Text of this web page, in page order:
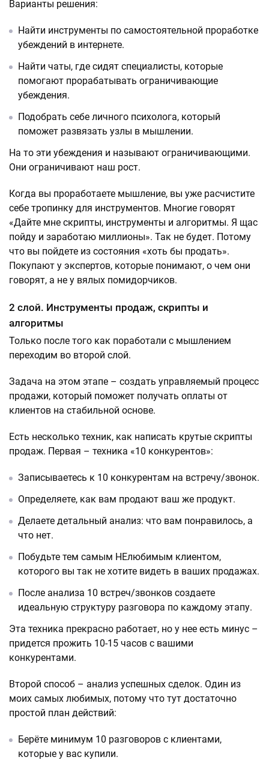
Варианты решения:
Найти инструменты по самостоятельной проработке
убеждений в интернете.
Найти чаты, где сидят специалисты, которые
помогают прорабатывать ограничивающие
убеждения.
Подобрать себе личного психолога, который
поможет развязать узлы в мышлении.
На то эти убеждения и называют ограничивающими.
Они ограничивают наш рост.
Когда вы проработаете мышление, вы уже расчистите
себе тропинку для инструментов. Многие говорят
«Дайте мне скрипты, инструменты и алгоритмы. Я щас
пойду и заработаю миллионы». Так не будет. Потому
что вы пойдете из состояния «хоть бы продать».
Покупают у экспертов, которые понимают, о чем они
говорят, а не у вялых помидорчиков.
2 слой. Инструменты продаж, скрипты и
алгоритмы
Только после того как поработали с мышлением
переходим во второй слой.
Задача на этом этапе – создать управляемый процесс
продажи, который поможет получать оплаты от
клиентов на стабильной основе.
Есть несколько техник, как написать крутые скрипты
продаж. Первая – техника «10 конкурентов»:
Записываетесь к 10 конкурентам на встречу/звонок.
Определяете, как вам продают ваш же продукт.
Делаете детальный анализ: что вам понравилось, а
что нет.
Побудьте тем самым НЕлюбимым клиентом,
которого вы так не хотите видеть в ваших продажах.
После анализа 10 встреч/звонков создаете
идеальную структуру разговора по каждому этапу.
Эта техника прекрасно работает, но у нее есть минус –
придется прожить 10-15 часов с вашими
конкурентами.
Второй способ – анализ успешных сделок. Один из
моих самых любимых, потому что тут достаточно
простой план действий:
Берёте минимум 10 разговоров с клиентами,
которые у вас купили.